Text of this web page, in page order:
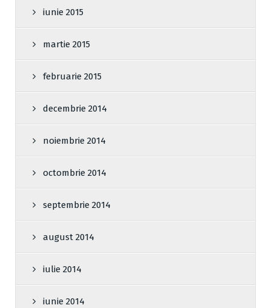
iunie 2015
martie 2015
februarie 2015
decembrie 2014
noiembrie 2014
octombrie 2014
septembrie 2014
august 2014
iulie 2014
iunie 2014